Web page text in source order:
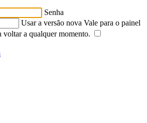
Senha
Usar a versão nova Vale para o painel
voltar a qualquer momento.